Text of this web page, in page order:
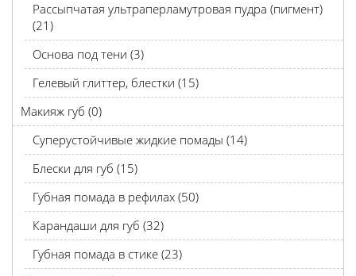
Рассыпчатая ультраперламутровая пудра (пигмент)
(21)
Основа под тени (3)
Гелевый глиттер, блестки (15)
Макияж губ (0)
Суперустойчивые жидкие помады (14)
Блески для губ (15)
Губная помада в рефилах (50)
Карандаши для губ (32)
Губная помада в стике (23)